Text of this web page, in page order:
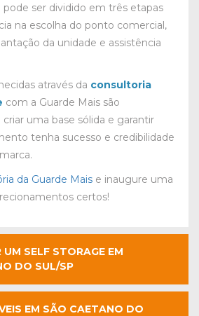
pode ser dividido em três etapas
na escolha do ponto comercial,
da unidade e assistência
através da consultoria
com a Guarde Mais são
uma base sólida e garantir
tenha sucesso e credibilidade
da Guarde Mais e inaugure uma
certos!
SELF STORAGE EM
DO SUL/SP
EM SÃO CAETANO DO